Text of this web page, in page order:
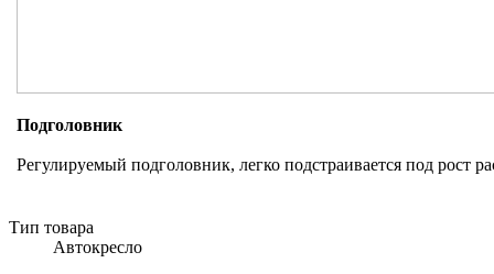
Подголовник
Регулируемый подголовник, легко подстраивается под рост
Тип товара
Автокресло